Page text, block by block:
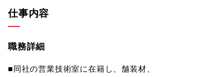
仕事内容
職務詳細
■同社の営業技術室に在籍し、舗装材、